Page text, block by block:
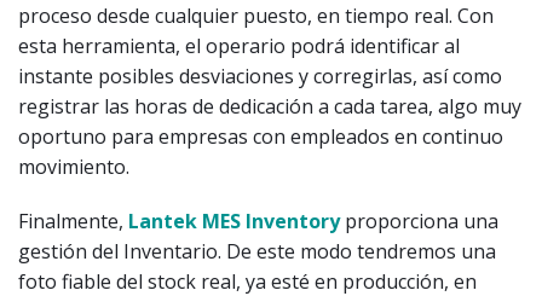
proceso desde cualquier puesto, en tiempo real. Con
esta herramienta, el operario podrá identificar al
instante posibles desviaciones y corregirlas, así como
registrar las horas de dedicación a cada tarea, algo muy
oportuno para empresas con empleados en continuo
movimiento.
Finalmente, Lantek MES Inventory proporciona una
gestión del Inventario. De este modo tendremos una
foto fiable del stock real, ya esté en producción, en